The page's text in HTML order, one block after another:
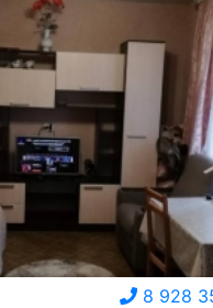
Ничего не выбрано
Ничего не выбрано
8 928